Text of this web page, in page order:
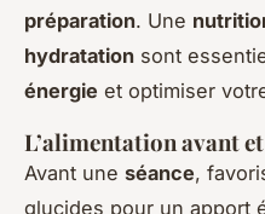
préparation. Une
hydratation sont
énergie et optimiser
L’alimentation avant
Avant une séance,
glucides pour un apport